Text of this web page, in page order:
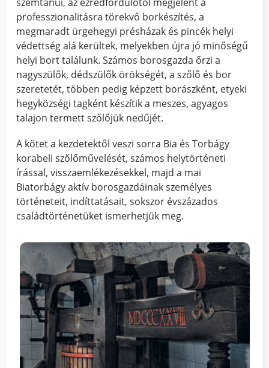
professzionalitásra törekvő borkészítés, a
megmaradt ürgehegyi présházak és pincék helyi
védettség alá kerültek, melyekben újra jó minőségű
helyi bort találunk. Számos borosgazda őrzi a
nagyszülők, dédszülők örökségét, a szőlő és bor
szeretetét, többen pedig képzett borászként, etyeki
hegyközségi tagként készítik a meszes, agyagos
talajon termett szőlőjük nedűjét.
A kötet a kezdetektől veszi sorra Bia és Torbágy
korabeli szőlőművelését, számos helytörténeti
írással, visszaemlékezésekkel, majd a mai
Biatorbágy aktív borosgazdáinak személyes
történeteit, indíttatásait, sokszor évszázados
családtörténetüket ismerhetjük meg.